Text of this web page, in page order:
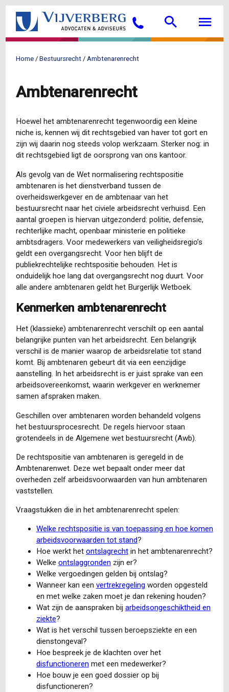
Overslaan
de
gaan
Bellen Search
Home Bestuursrecht Ambtenarenrecht
Ambtenarenrecht
Hoewel het ambtenarenrecht tegenwoordig een kleine
niche is, kennen wij dit rechtsgebied van haver tot gort en
zijn wij daarin nog steeds volop werkzaam. Sterker nog: in
dit rechtsgebied ligt de oorsprong van ons kantoor.
Als gevolg van de Wet normalisering rechtspositie
ambtenaren is het dienstverband tussen de
overheidswerkgever en de ambtenaar van het
bestuursrecht naar het civiele arbeidsrecht verhuisd. Een
aantal groepen is hiervan uitgezonderd: politie, defensie,
rechterlijke macht, openbaar ministerie en politieke
ambtsdragers. Voor medewerkers van veiligheidsregio’s
geldt een overgangsrecht. Voor hen blijft de
publiekrechtelijke rechtspositie behouden. Het is
onduidelijk hoe lang dat overgangsrecht nog duurt. Voor
alle andere ambtenaren geldt het Burgerlijk Wetboek.
Kenmerken ambtenarenrecht
Het (klassieke) ambtenarenrecht verschilt op een aantal
belangrijke punten van het arbeidsrecht. Een belangrijk
verschil is de manier waarop de arbeidsrelatie tot stand
komt. Bij ambtenaren gebeurt dit via een eenzijdige
aanstelling. In het arbeidsrecht is er juist sprake van een
arbeidsovereenkomst, waarin werkgever en werknemer
samen afspraken maken.
Geschillen over ambtenaren worden behandeld volgens
het bestuursprocesrecht. De regels hiervoor staan
grotendeels in de Algemene wet bestuursrecht (Awb).
De rechtspositie van ambtenaren is geregeld in de
Ambtenarenwet. Deze wet bepaalt onder meer dat
overheden zelf arbeidsvoorwaarden van hun ambtenaren
vaststellen.
Vraagstukken die in het ambtenarenrecht spelen:
Welke rechtspositie is van toepassing en hoe komen
arbeidsvoorwaarden tot stand?
Hoe werkt het ontslagrechtin het ambtenarenrecht?
Welke ontslaggrondenzijn er?
Welke vergoedingen gelden bij ontslag?
Wanneer kan een vertrekregelingworden opgesteld
en met welke zaken moet je dan rekening houden?
Wat zijn de aanspraken bij arbeidsongeschiktheid en
ziekte?
Wat is het verschil tussen beroepsziekte en een
dienstongeval?
Hoe bespreek je de klachten over het
disfunctionerenmet een medewerker?
Hoe bouw je een goed dossier op bij
disfunctioneren?